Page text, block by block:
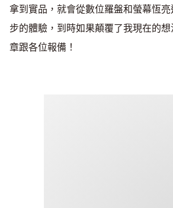
拿到實品，就會從數位羅盤和螢幕恆
步的體驗，到時如果顛覆了我現在的
章跟各位報備！